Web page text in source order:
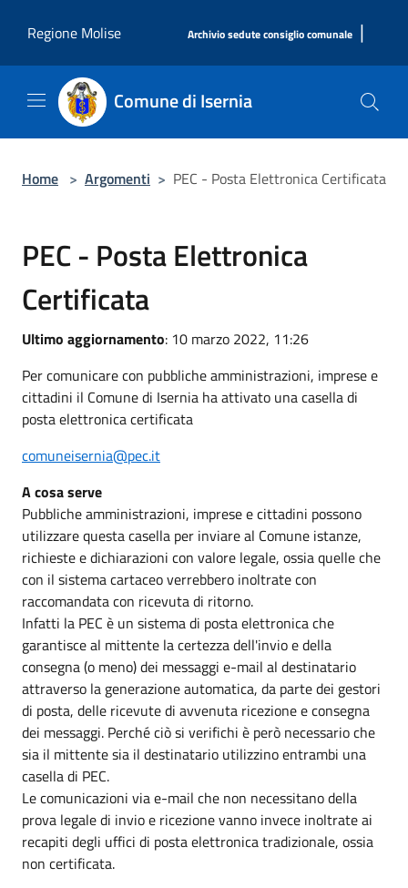
Regione Molise
Archivio sedute consiglio comunale |
Comune di Isernia
Home > Argomenti > PEC - Posta Elettronica Certificata
PEC - Posta Elettronica
Certificata
Ultimo aggiornamento: 10 marzo 2022, 11:26
Per comunicare con pubbliche amministrazioni, imprese e
cittadini il Comune di Isernia ha attivato una casella di
posta elettronica certificata
comuneisernia@pec.it
A cosa serve
Pubbliche amministrazioni, imprese e cittadini possono
utilizzare questa casella per inviare al Comune istanze,
richieste e dichiarazioni con valore legale, ossia quelle che
con il sistema cartaceo verrebbero inoltrate con
raccomandata con ricevuta di ritorno.
Infatti la PEC è un sistema di posta elettronica che
garantisce al mittente la certezza dell'invio e della
consegna (o meno) dei messaggi e-mail al destinatario
attraverso la generazione automatica, da parte dei gestori
di posta, delle ricevute di avvenuta ricezione e consegna
dei messaggi. Perché ciò si verifichi è però necessario che
sia il mittente sia il destinatario utilizzino entrambi una
casella di PEC.
Le comunicazioni via e-mail che non necessitano della
prova legale di invio e ricezione vanno invece inoltrate ai
recapiti degli uffici di posta elettronica tradizionale, ossia
non certificata.